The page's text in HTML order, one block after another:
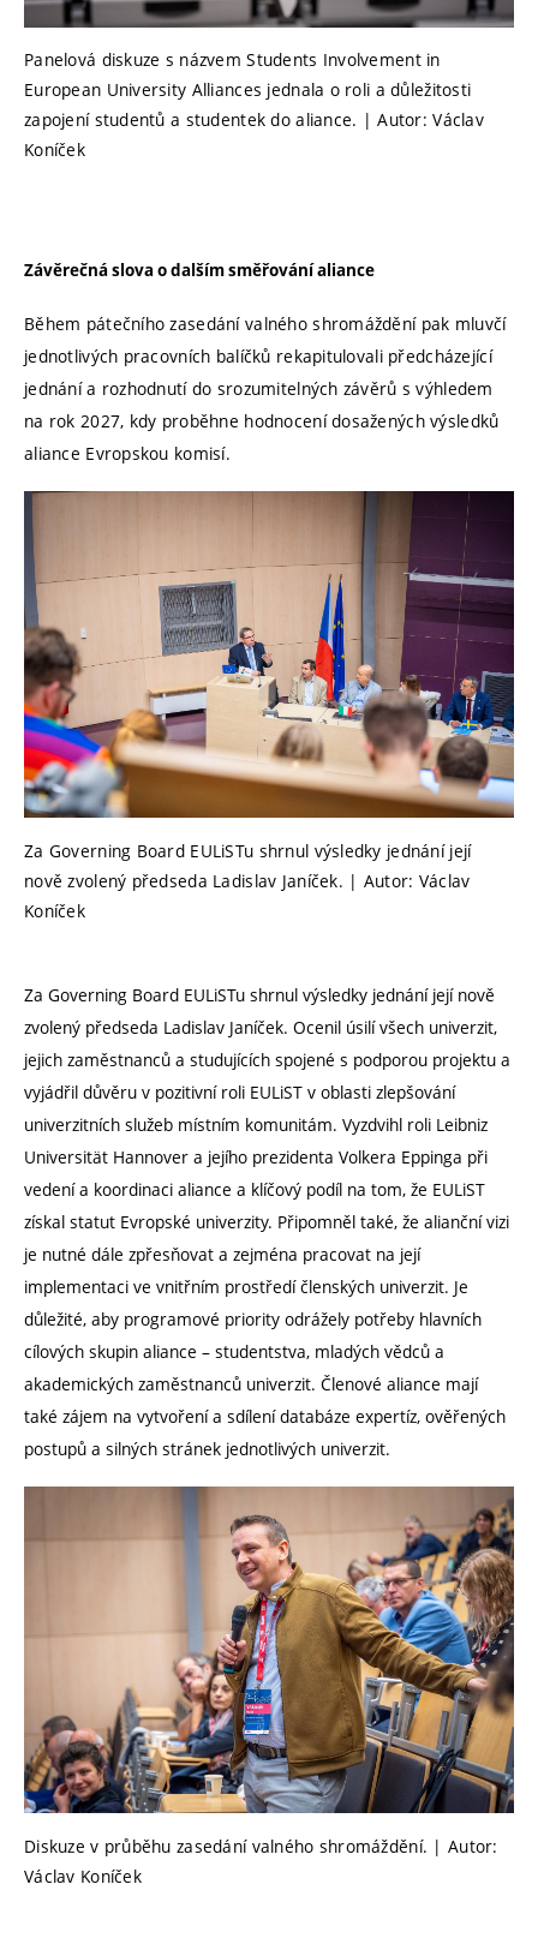
Panelová diskuze s názvem Students Involvement in
European University Alliances jednala o roli a důležitosti
zapojení studentů a studentek do aliance. | Autor: Václav
Koníček
Závěrečná slova o dalším směřování aliance
Během pátečního zasedání valného shromáždění pak mluvčí
jednotlivých pracovních balíčků rekapitulovali předcházející
jednání a rozhodnutí do srozumitelných závěrů s výhledem
na rok 2027, kdy proběhne hodnocení dosažených výsledků
aliance Evropskou komisí.
Za Governing Board EULiSTu shrnul výsledky jednání její
nově zvolený předseda Ladislav Janíček. | Autor: Václav
Koníček
Za Governing Board EULiSTu shrnul výsledky jednání její nově
zvolený předseda Ladislav Janíček. Ocenil úsilí všech univerzit,
jejich zaměstnanců a studujících spojené s podporou projektu a
vyjádřil důvěru v pozitivní roli EULiST v oblasti zlepšování
univerzitních služeb místním komunitám. Vyzdvihl roli Leibniz
Universität Hannover a jejího prezidenta Volkera Eppinga při
vedení a koordinaci aliance a klíčový podíl na tom, že EULiST
získal statut Evropské univerzity. Připomněl také, že alianční vizi
je nutné dále zpřesňovat a zejména pracovat na její
implementaci ve vnitřním prostředí členských univerzit. Je
důležité, aby programové priority odrážely potřeby hlavních
cílových skupin aliance – studentstva, mladých vědců a
akademických zaměstnanců univerzit. Členové aliance mají
také zájem na vytvoření a sdílení databáze expertíz, ověřených
postupů a silných stránek jednotlivých univerzit.
Diskuze v průběhu zasedání valného shromáždění. | Autor:
Václav Koníček